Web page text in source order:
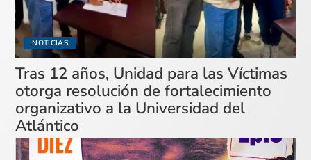
NOTICIAS
Tras 12 años, Unidad para las Víctimas
otorga resolución de fortalecimiento
organizativo a la Universidad del
Atlántico